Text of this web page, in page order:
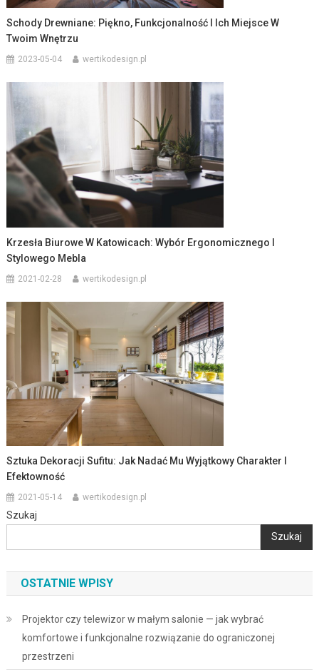
Schody Drewniane: Piękno, Funkcjonalność I Ich Miejsce W
Twoim Wnętrzu
2023-05-04 wertikodesign.pl
Krzesła Biurowe W Katowicach: Wybór Ergonomicznego I
Stylowego Mebla
2021-02-28 wertikodesign.pl
Sztuka Dekoracji Sufitu: Jak Nadać Mu Wyjątkowy Charakter I
Efektowność
2021-05-14 wertikodesign.pl
Szukaj
Szukaj
OSTATNIE WPISY
Projektor czy telewizor w małym salonie — jak wybrać
komfortowe i funkcjonalne rozwiązanie do ograniczonej
przestrzeni